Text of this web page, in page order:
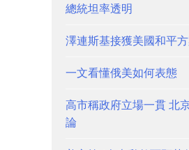
總統坦率透明
澤連斯基接獲美國和平
一文看懂俄美如何表態
高市稱政府立場一貫 北
論